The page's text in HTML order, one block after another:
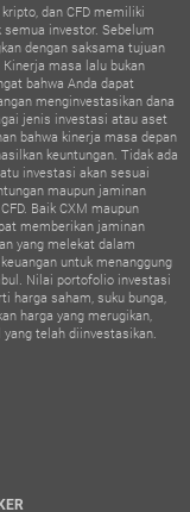
dan CFD memiliki
investor. Sebelum
dengan saksama tujuan
masa lalu bukan
bahwa Anda dapat
menginvestasikan dana
jenis investasi atau aset
bahwa kinerja masa depan
keuntungan. Tidak ada
investasi akan sesuai
maupun jaminan
Baik CXM maupun
memberikan jaminan
yang melekat dalam
untuk menanggung
Nilai portofolio investasi
harga saham, suku bunga,
harga yang merugikan,
telah diinvestasikan.